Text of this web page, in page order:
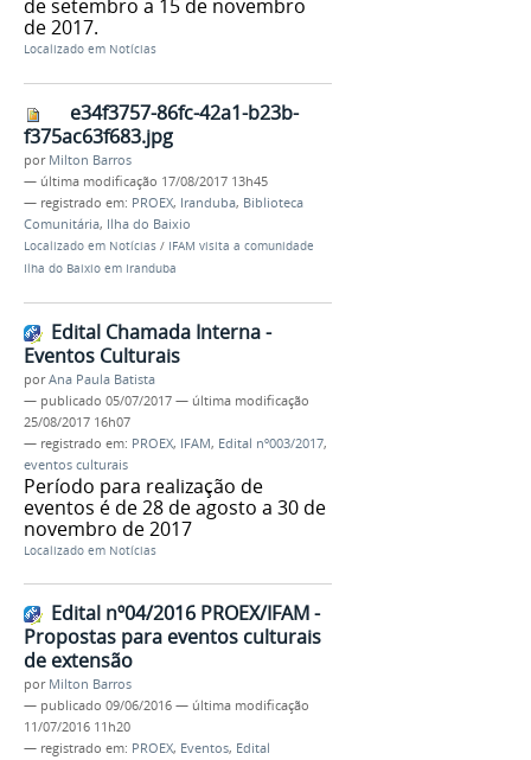
de setembro a 15 de novembro
de 2017.
Localizado em Notícias
e34f3757-86fc-42a1-b23b-
f375ac63f683.jpg
por Milton Barros
— última modificação 17/08/2017 13h45
— registrado em: PROEX, Iranduba, Biblioteca
Comunitária, Ilha do Baixio
Localizado em Notícias / IFAM visita a comunidade
Ilha do Baixio em Iranduba
Edital Chamada Interna -
Eventos Culturais
porAna Paula Batista
— publicado 05/07/2017 — última modificação
25/08/2017 16h07
— registrado em: PROEX, IFAM, Edital nº003/2017,
eventos culturais
Período para realização de
eventos é de 28 de agosto a 30 de
novembro de 2017
Localizado em Notícias
Edital nº04/2016 PROEX/IFAM -
Propostas para eventos culturais
de extensão
por Milton Barros
— publicado 09/06/2016 — última modificação
11/07/2016 11h20
— registrado em: PROEX, Eventos, Edital